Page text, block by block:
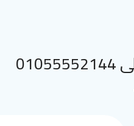
نحن هنا لخدمتكم. اتصلوا بنا على 01055552144